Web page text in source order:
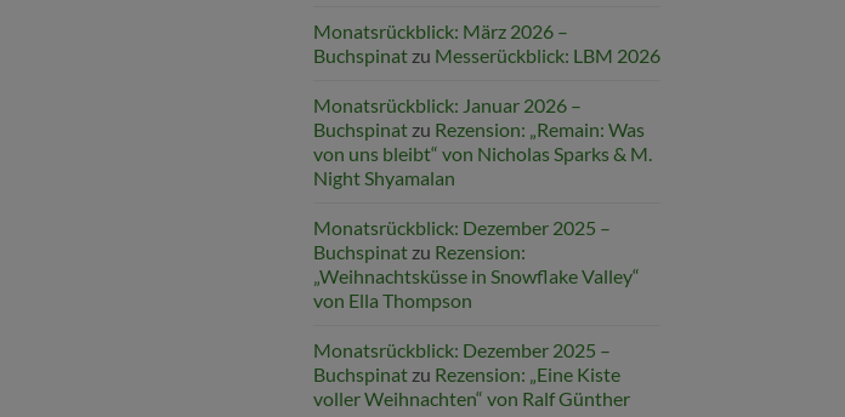
Monatsrückblick: März 2026 –
Buchspinat zu Messerückblick: LBM 2026
Monatsrückblick: Januar 2026 –
Buchspinat zu Rezension: „Remain: Was
von uns bleibt“ von Nicholas Sparks & M.
Night Shyamalan
Monatsrückblick: Dezember 2025 –
Buchspinat zu Rezension:
„Weihnachtsküsse in Snowflake Valley“
von Ella Thompson
Monatsrückblick: Dezember 2025 –
Buchspinat zu Rezension: „Eine Kiste
voller Weihnachten“ von Ralf Günther